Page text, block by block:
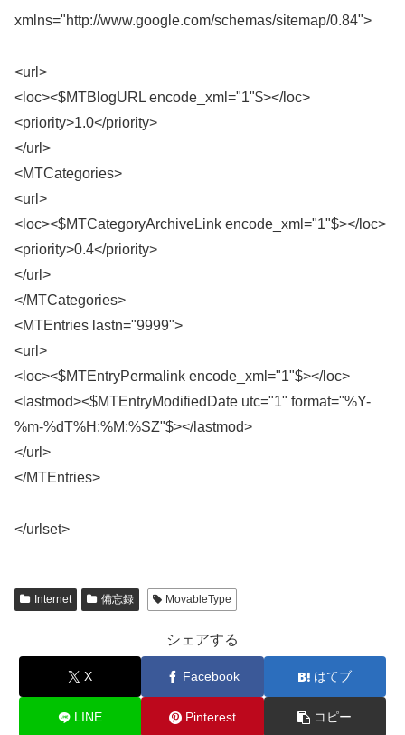
xmlns="http://www.google.com/schemas/sitemap/0.84">
<url>
<loc><$MTBlogURL encode_xml="1"$></loc>
<priority>1.0</priority>
</url>
<MTCategories>
<url>
<loc><$MTCategoryArchiveLink encode_xml="1"$></loc>
<priority>0.4</priority>
</url>
</MTCategories>
<MTEntries lastn="9999">
<url>
<loc><$MTEntryPermalink encode_xml="1"$></loc>
<lastmod><$MTEntryModifiedDate utc="1" format="%Y-
%m-%dT%H:%M:%SZ"$></lastmod>
</url>
</MTEntries>
</urlset>
Internet 備忘録 MovableType
シェアする
X Facebook はてブ
LINE Pinterest コピー